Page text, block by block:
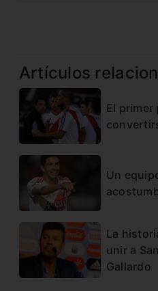
Artículos
El primer
Un
La
unir a
Gallardo